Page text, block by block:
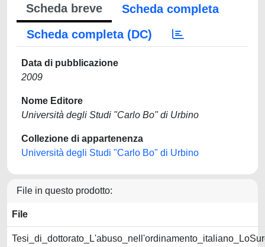
Scheda breve
Scheda completa
Scheda completa (DC)
Data di pubblicazione
2009
Nome Editore
Università degli Studi "Carlo Bo" di Urbino
Collezione di appartenenza
Università degli Studi "Carlo Bo" di Urbino
File in questo prodotto:
File